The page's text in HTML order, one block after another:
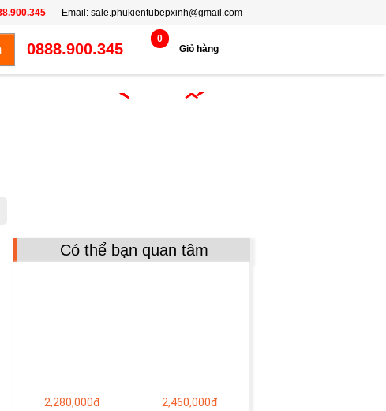
Email: sale.phukientubepxinh@gmail.com
0888.900.345
0
Giỏ hàng
Có thể bạn quan tâm
2,280,000đ 2,460,000đ